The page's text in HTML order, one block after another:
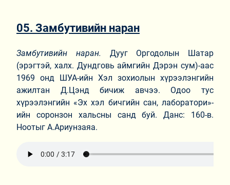
05. Замбутивийн наран
Замбутивийн наран. Дууг Оргодолын Шатар
(эрэгтэй, халх. Дундговь аймгийн Дэрэн сум)-аас
1969 онд ШУА-ийн Хэл зохиолын хүрээлэнгийн
ажилтан Д.Цэнд бичиж авчээ. Одоо тус
хүрээлэнгийн «Эх хэл бичгийн сан, лаборатори»-
ийн соронзон хальсны санд буй. Данс: 160-в.
Ноотыг А.Ариунзаяа.